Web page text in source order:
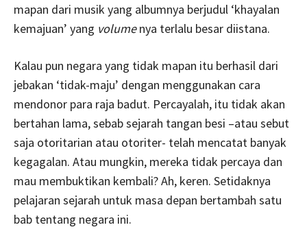
mapan dari musik yang albumnya berjudul ‘khayalan
kemajuan’ yang volumenya terlalu besar diistana.
Kalau pun negara yang tidak mapan itu berhasil dari
jebakan ‘tidak-maju’ dengan menggunakan cara
mendonor para raja badut. Percayalah, itu tidak akan
bertahan lama, sebab sejarah tangan besi –atau sebut
saja otoritarian atau otoriter- telah mencatat banyak
kegagalan. Atau mungkin, mereka tidak percaya dan
mau membuktikan kembali? Ah, keren. Setidaknya
pelajaran sejarah untuk masa depan bertambah satu
bab tentang negara ini.